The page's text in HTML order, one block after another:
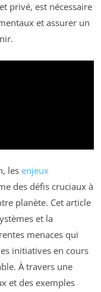
privé, est nécessaire
et assurer un
les enjeux
des défis cruciaux à
planète. Cet article
et la
menaces qui
initiatives en cours
À travers une
et des exemples